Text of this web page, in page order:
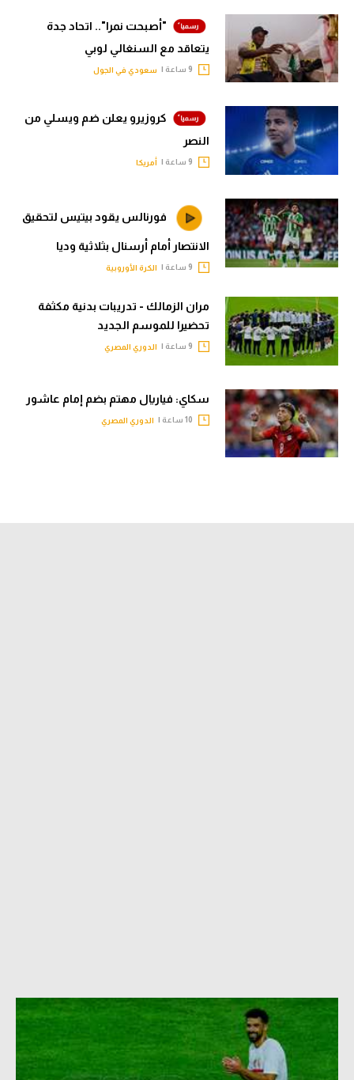
"أصبحت نمرا".. اتحاد جدة
يتعاقد مع السنغالي لوبي
سعودي في الجول
كروزيرو يعلن ضم ويسلي من
النصر
أمريكا
فورنالس يقود بيتيس لتحقيق
الانتصار أمام أرسنال بثلاثية وديا
الكرة الأوروبية
مران الزمالك - تدريبات بدنية مكثفة
تحضيرا للموسم الجديد
الدوري المصري
سكاي: فياريال مهتم بضم إمام عاشور
الدوري المصري